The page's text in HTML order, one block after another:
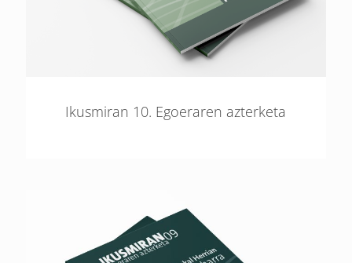
Ikusmiran 10. Egoeraren azterketa